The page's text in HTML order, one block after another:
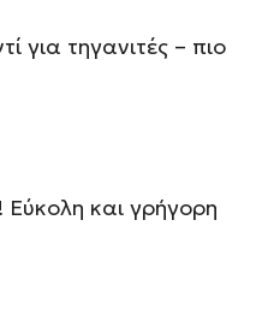
για τηγανιτές – πιο
και γρήγορη